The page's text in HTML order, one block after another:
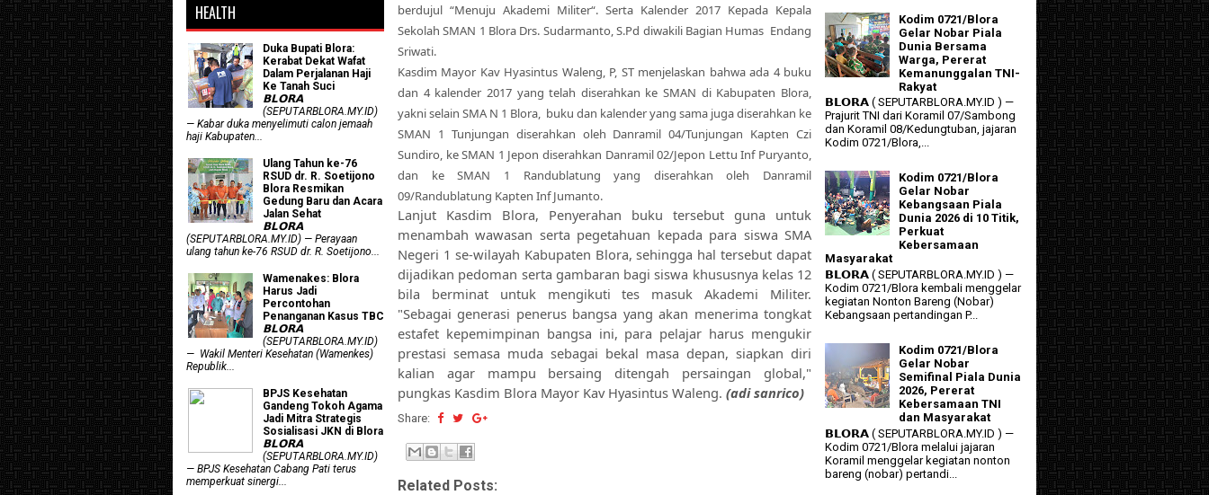
berdujul “Menuju Akademi Militer“. Serta Kalender 2017 Kepada Kepala
Sekolah SMAN 1 Blora Drs. Sudarmanto, S.Pd diwakili Bagian Humas Endang
Sriwati.
Kasdim Mayor Kav Hyasintus Waleng, P, ST menjelaskan bahwa ada 4 buku
dan 4 kalender 2017 yang telah diserahkan ke SMAN di Kabupaten Blora,
yakni selain SMA N 1 Blora, buku dan kalender yang sama juga diserahkan ke
SMAN 1 Tunjungan diserahkan oleh Danramil 04/Tunjungan Kapten Czi
Sundiro, ke SMAN 1 Jepon diserahkan Danramil 02/Jepon Lettu Inf Puryanto,
dan ke SMAN 1 Randublatung yang diserahkan oleh Danramil
09/Randublatung Kapten Inf Jumanto.
Lanjut Kasdim Blora, Penyerahan buku tersebut guna untuk
menambah wawasan serta pegetahuan kepada para siswa SMA
Negeri 1 se-wilayah Kabupaten Blora, sehingga hal tersebut dapat
dijadikan pedoman serta gambaran bagi siswa khususnya kelas 12
bila berminat untuk mengikuti tes masuk Akademi Militer.
"Sebagai generasi penerus bangsa yang akan menerima tongkat
estafet kepemimpinan bangsa ini, para pelajar harus mengukir
prestasi semasa muda sebagai bekal masa depan, siapkan diri
kalian agar mampu bersaing ditengah persaingan global,"
pungkas Kasdim Blora Mayor Kav Hyasintus Waleng. (adi sanrico)
Share:
Related Posts:
HEALTH
Duka Bupati Blora:
Kerabat Dekat Wafat
Dalam Perjalanan Haji
Ke Tanah Suci
𝗕𝗟𝗢𝗥𝗔
(SEPUTARBLORA.MY.ID)
— Kabar duka menyelimuti calon jemaah
haji Kabupaten...
Ulang Tahun ke-76
RSUD dr. R. Soetijono
Blora Resmikan
Gedung Baru dan Acara
Jalan Sehat
𝗕𝗟𝗢𝗥𝗔
(SEPUTARBLORA.MY.ID) — Perayaan
ulang tahun ke-76 RSUD dr. R. Soetijono...
Wamenakes: Blora
Harus Jadi
Percontohan
Penanganan Kasus TBC
𝗕𝗟𝗢𝗥𝗔
(SEPUTARBLORA.MY.ID)
— Wakil Menteri Kesehatan (Wamenkes)
Republik...
BPJS Kesehatan
Gandeng Tokoh Agama
Jadi Mitra Strategis
Sosialisasi JKN di Blora
𝗕𝗟𝗢𝗥𝗔
(SEPUTARBLORA.MY.ID)
— BPJS Kesehatan Cabang Pati terus
memperkuat sinergi...
Kodim 0721/Blora
Gelar Nobar Piala
Dunia Bersama
Warga, Pererat
Kemanunggalan TNI-
Rakyat
𝗕𝗟𝗢𝗥𝗔 ( SEPUTARBLORA.MY.ID ) —
Prajurit TNI dari Koramil 07/Sambong
dan Koramil 08/Kedungtuban, jajaran
Kodim 0721/Blora,...
Kodim 0721/Blora
Gelar Nobar
Kebangsaan Piala
Dunia 2026 di 10 Titik,
Perkuat
Kebersamaan
Masyarakat
𝗕𝗟𝗢𝗥𝗔 ( SEPUTARBLORA.MY.ID ) —
Kodim 0721/Blora kembali menggelar
kegiatan Nonton Bareng (Nobar)
Kebangsaan pertandingan P...
Kodim 0721/Blora
Gelar Nobar
Semifinal Piala Dunia
2026, Pererat
Kebersamaan TNI
dan Masyarakat
𝗕𝗟𝗢𝗥𝗔 ( SEPUTARBLORA.MY.ID ) —
Kodim 0721/Blora melalui jajaran
Koramil menggelar kegiatan nonton
bareng (nobar) pertandi...